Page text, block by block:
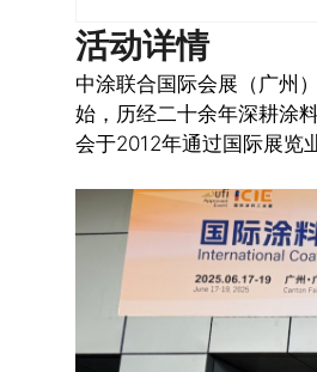
活动详情
中涂联合国际会展（广州
始，历经二十余年深耕涂
会于2012年通过国际展览